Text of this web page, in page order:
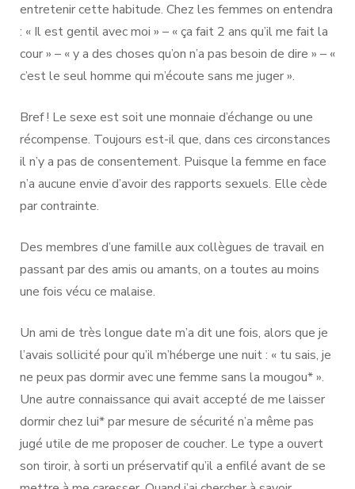
entretenir cette habitude. Chez les femmes on entendra
: « Il est gentil avec moi » – « ça fait 2 ans qu’il me fait la
cour » – « y a des choses qu’on n’a pas besoin de dire » – «
c’est le seul homme qui m’écoute sans me juger ».
Bref ! Le sexe est soit une monnaie d’échange ou une
récompense. Toujours est-il que, dans ces circonstances
il n’y a pas de consentement. Puisque la femme en face
n’a aucune envie d’avoir des rapports sexuels. Elle cède
par contrainte.
Des membres d’une famille aux collègues de travail en
passant par des amis ou amants, on a toutes au moins
une fois vécu ce malaise.
Un ami de très longue date m’a dit une fois, alors que je
l’avais sollicité pour qu’il m’héberge une nuit : « tu sais, je
ne peux pas dormir avec une femme sans la mougou* ».
Une autre connaissance qui avait accepté de me laisser
dormir chez lui* par mesure de sécurité n’a même pas
jugé utile de me proposer de coucher. Le type a ouvert
son tiroir, à sorti un préservatif qu’il a enfilé avant de se